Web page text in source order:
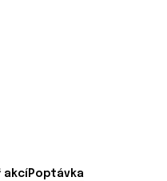
akcí Poptávka